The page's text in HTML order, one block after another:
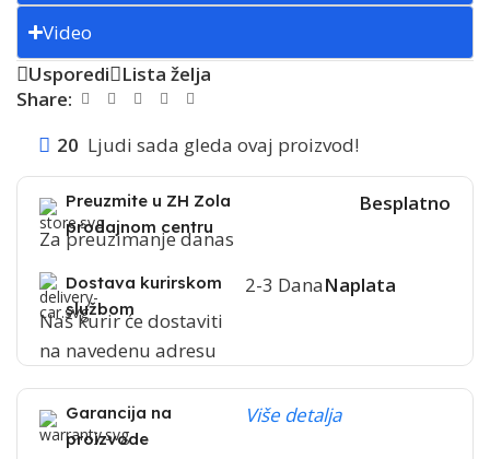
Video
Usporedi
Lista želja
Share:
20 Ljudi sada gleda ovaj proizvod!
Preuzmite u ZH Zola
prodajnom centru
Za preuzimanje danas
Besplatno
Dostava kurirskom
službom
Naš kurir će dostaviti
na navedenu adresu
2-3 DanaNaplata
Garancija na
proizvode
Više detalja